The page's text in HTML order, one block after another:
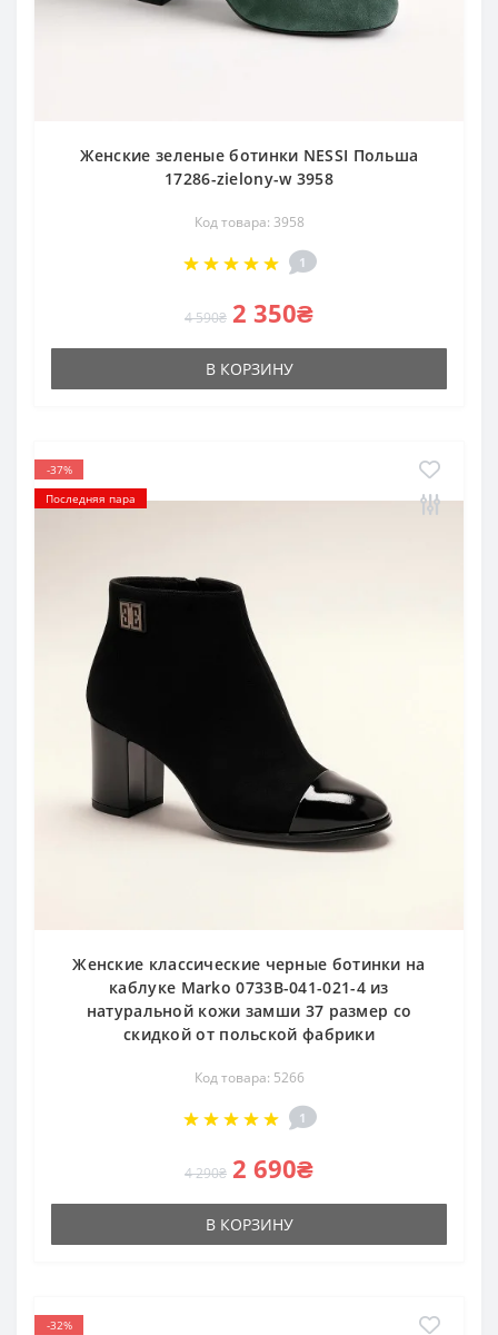
Женские зеленые ботинки NESSI Польша
17286-zielony-w 3958
Код товара: 3958
1
4 590₴ 2 350₴
В КОРЗИНУ
-37%
Последняя пара
Женские классические черные ботинки на
каблуке Marko 0733B-041-021-4 из
натуральной кожи замши 37 размер со
скидкой от польской фабрики
Код товара: 5266
1
4 290₴ 2 690₴
В КОРЗИНУ
-32%